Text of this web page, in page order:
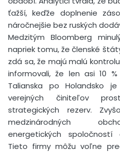
ťažší, keďže doplnenie
náročnejšie bez ruských
Medzitým Bloomberg
napriek tomu, že členské
zdá sa, že majú malú
informovali, že len asi 10
Talianska po Holandsko
verejných činiteľov
strategických rezerv.
medzinárodných
energetických spoločností
Tieto firmy môžu voľne